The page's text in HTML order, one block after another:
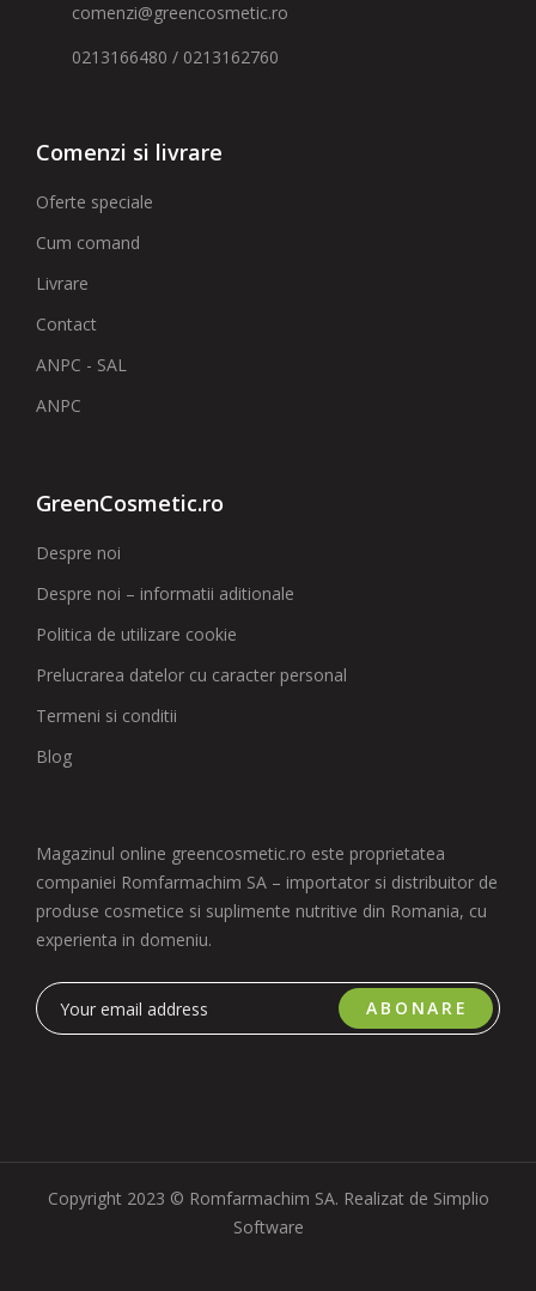
comenzi@greencosmetic.ro
0213166480 / 0213162760
Comenzi si livrare
Oferte speciale
Cum comand
Livrare
Contact
ANPC - SAL
ANPC
GreenCosmetic.ro
Despre noi
Despre noi – informatii aditionale
Politica de utilizare cookie
Prelucrarea datelor cu caracter personal
Termeni si conditii
Blog
Magazinul online greencosmetic.ro este proprietatea
companiei Romfarmachim SA – importator si distribuitor de
produse cosmetice si suplimente nutritive din Romania, cu
experienta in domeniu.
ABONARE
Copyright 2023 © Romfarmachim SA. Realizat de Simplio
Software